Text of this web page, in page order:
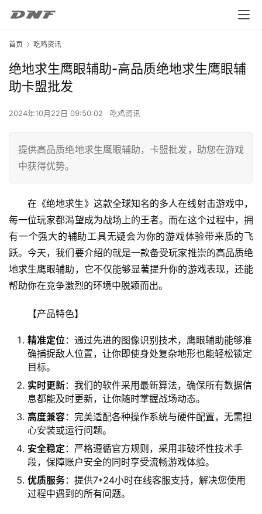
首页 吃鸡资讯
绝地求生鹰眼辅助-高品质绝地求生鹰眼辅
助卡盟批发
2024年10月22日 09:50:02 吃鸡资讯
提供高品质绝地求生鹰眼辅助，卡盟批发，助您在游戏
中获得优势。
在《绝地求生》这款全球知名的多人在线射击游戏中，
每一位玩家都渴望成为战场上的王者。而在这个过程中，拥
有一个强大的辅助工具无疑会为你的游戏体验带来质的飞
跃。今天，我们要介绍的就是一款备受玩家推崇的高品质绝
地求生鹰眼辅助，它不仅能够显著提升你的游戏表现，还能
帮助你在竞争激烈的环境中脱颖而出。
【产品特色】
精准定位：通过先进的图像识别技术，鹰眼辅助能够准
确捕捉敌人位置，让你即使身处复杂地形也能轻松锁定
目标。
实时更新：我们的软件采用最新算法，确保所有数据信
息都能及时更新，让你随时掌握战场动态。
高度兼容：完美适配各种操作系统与硬件配置，无需担
心安装或运行问题。
安全稳定 ：严格遵循官方规则，采用非破坏性技术手
段，保障账户安全的同时享受流畅游戏体验。
优质服务：提供7*24小时在线客服支持，解决您使用
过程中遇到的所有问题。